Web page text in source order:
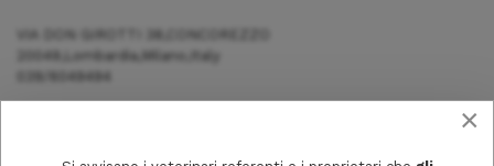
VIA DON GIROTTI 38,CONCOREZZO
20049,Lombardia,Milano,Italy
039/6049494
×